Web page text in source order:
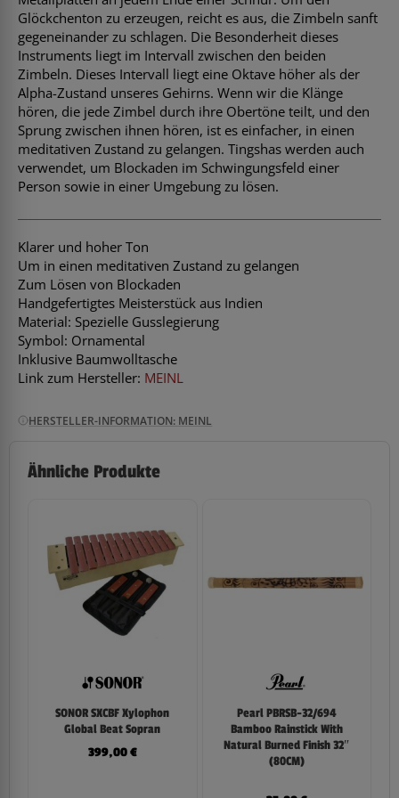
Glöckchenton zu erzeugen, reicht es aus, die Zimbeln sanft
gegeneinander zu schlagen. Die Besonderheit dieses
Instruments liegt im Intervall zwischen den beiden
Zimbeln. Dieses Intervall liegt eine Oktave höher als der
Alpha-Zustand unseres Gehirns. Wenn wir die Klänge
hören, die jede Zimbel durch ihre Obertöne teilt, und den
Sprung zwischen ihnen hören, ist es einfacher, in einen
meditativen Zustand zu gelangen. Tingshas werden auch
verwendet, um Blockaden im Schwingungsfeld einer
Person sowie in einer Umgebung zu lösen.
Klarer und hoher Ton
Um in einen meditativen Zustand zu gelangen
Zum Lösen von Blockaden
Handgefertigtes Meisterstück aus Indien
Material: Spezielle Gusslegierung
Symbol: Ornamental
Inklusive Baumwolltasche
Link zum Hersteller: MEINL
HERSTELLER-INFORMATION: MEINL
Ähnliche Produkte
SONOR SXCBF Xylophon
Global Beat Sopran
399,00€
Pearl PBRSB-32/694
Bamboo Rainstick With
Natural Burned Finish 32″
(80CM)